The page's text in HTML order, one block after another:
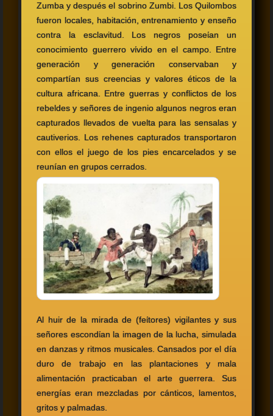
Zumba y después el sobrino Zumbi. Los Quilombos
fueron locales, habitación, entrenamiento y enseño
contra la esclavitud. Los negros poseίan un
conocimiento guerrero vίvido en el campo. Entre
generación y generación conservaban y
compartían sus creencias y valores éticos de la
cultura africana. Entre guerras y conflictos de los
rebeldes y señores de ingenio algunos negros eran
capturados llevados de vuelta para las sensalas y
cautiverios. Los rehenes capturados transportaron
con ellos el juego de los pies encarcelados y se
reunían en grupos cerrados.
Al huir de la mirada de (feίtores) vigilantes y sus
señores escondίan la imagen de la lucha, simulada
en danzas y ritmos musicales. Cansados por el día
duro de trabajo en las plantaciones y mala
alimentación practicaban el arte guerrera. Sus
energías eran mezcladas por cánticos, lamentos,
gritos y palmadas.